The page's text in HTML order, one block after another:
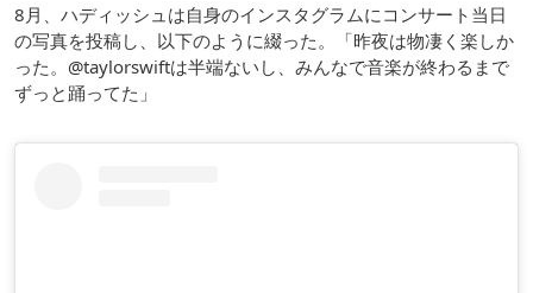
8月、ハディッシュは自身のインスタグラムにコンサート当日
の写真を投稿し、以下のように綴った。「昨夜は物凄く楽しか
った。@taylorswiftは半端ないし、みんなで音楽が終わるまで
ずっと踊ってた」